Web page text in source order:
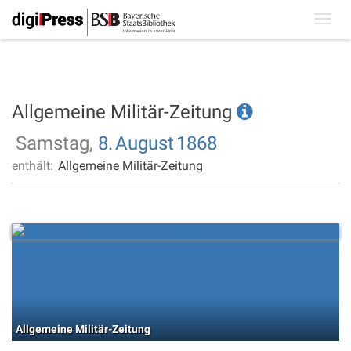
Allgemeine Militär-Zeitung
Samstag, 8.August 1868
enthält: Allgemeine Militär-Zeitung
Allgemeine Militär-Zeitung